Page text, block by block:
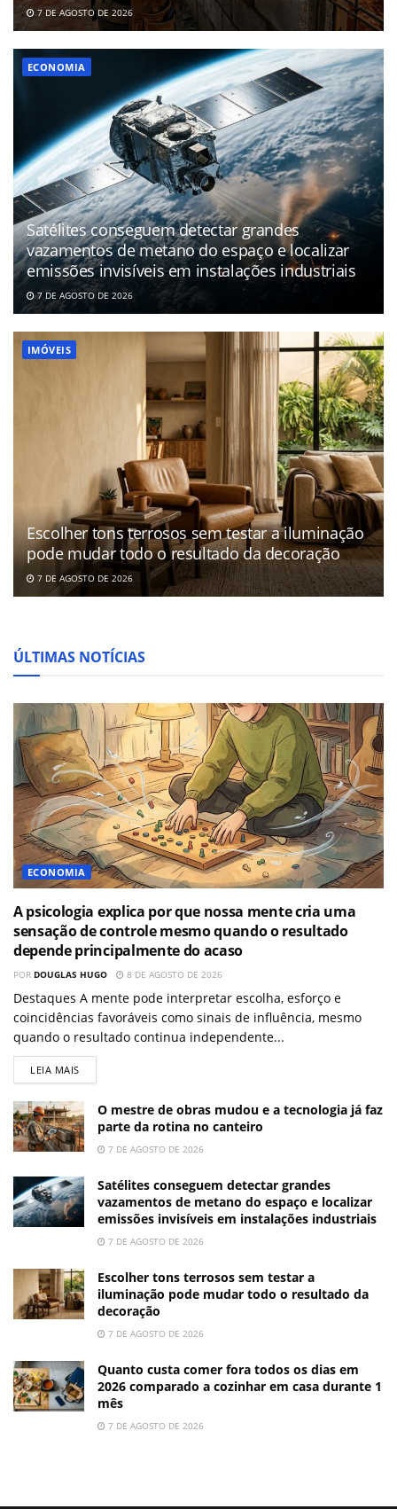
7 DE AGOSTO DE 2026
ECONOMIA
Satélites conseguem detectar grandes
vazamentos de metano do espaço e localizar
emissões invisíveis em instalações industriais
7 DE AGOSTO DE 2026
IMÓVEIS
Escolher tons terrosos sem testar a iluminação
pode mudar todo o resultado da decoração
7 DE AGOSTO DE 2026
ÚLTIMAS NOTÍCIAS
ECONOMIA
A psicologia explica por que nossa mente cria uma
sensação de controle mesmo quando o resultado
depende principalmente do acaso
POR DOUGLAS HUGO 8 DE AGOSTO DE 2026
Destaques A mente pode interpretar escolha, esforço e
coincidências favoráveis como sinais de influência, mesmo
quando o resultado continua independente...
LEIA MAIS
O mestre de obras mudou e a tecnologia já faz
parte da rotina no canteiro
7 DE AGOSTO DE 2026
Satélites conseguem detectar grandes
vazamentos de metano do espaço e localizar
emissões invisíveis em instalações industriais
7 DE AGOSTO DE 2026
Escolher tons terrosos sem testar a
iluminação pode mudar todo o resultado da
decoração
7 DE AGOSTO DE 2026
Quanto custa comer fora todos os dias em
2026 comparado a cozinhar em casa durante 1
mês
7 DE AGOSTO DE 2026